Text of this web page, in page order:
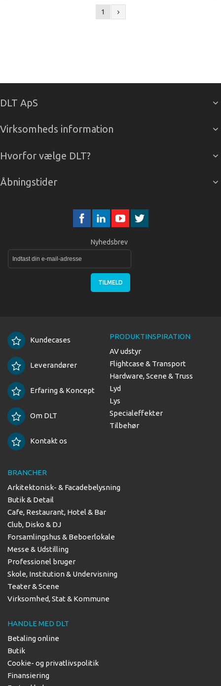
1
DLT ApS
Virksomheds information
Hvorfor vælge DLT?
Åbningstider
Nyhedsbrev
TILMELD
Kundecases
Leverandører
Erfaring & Koncept
Om DLT
Kontakt os
PRODUKTINSPIRATION
AV udstyr
Flightcase & Transport
Hardware, Scene & Truss
Lyd
Lys
Specialeffekter
Tilbehør
BRANCHER
Arkitektonisk- & Facadebelysning
Butik & Detail
Cafe, Restaurant, Hotel & Bar
Club, Disko & DJ
Forsamlingshus & Beboerlokale
Messe & Udstilling
Professionel bruger
Skole, Institution & Undervisning
Teater & Scene
Virksomhed, Stat & Kommune
HANDLE MED DLT
Betaling online
Butik
Cookie- og privatlivspolitik
Finansiering